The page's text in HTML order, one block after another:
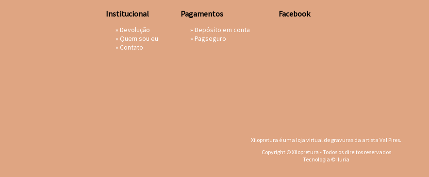
Institucional
» Devolução
» Quem sou eu
» Contato
Pagamentos
» Depósito em conta
» Pagseguro
Facebook
Xilopretura é uma loja virtual de gravuras da artista Val Pires.
Copyright © Xilopretura - Todos os direitos reservados
Tecnologia © Iluria